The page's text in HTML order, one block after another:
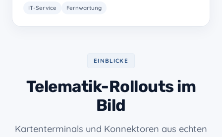
IT-Service Fernwartung
EINBLICKE
Telematik-Rollouts im
Bild
Kartenterminals und Konnektoren aus echten